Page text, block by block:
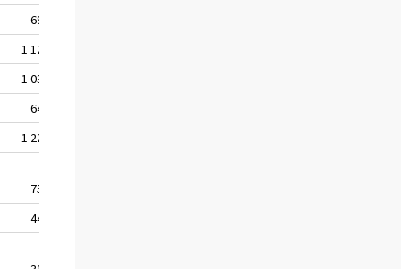
690
1 120
1 030
640
1 220
750
440